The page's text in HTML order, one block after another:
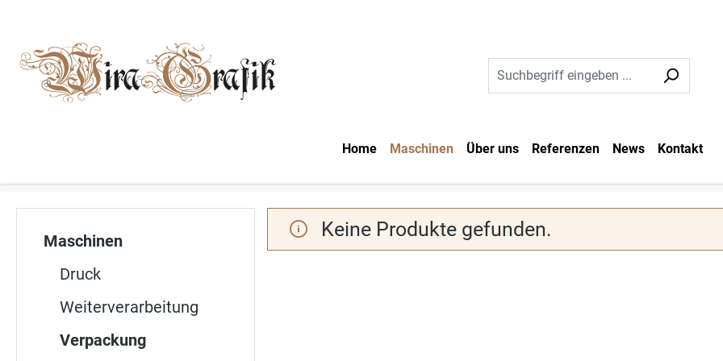
Home Maschinen Über uns Referenzen News Kontakt
Maschinen
Druck
Weiterverarbeitung
Verpackung
Keine Produkte gefunden.